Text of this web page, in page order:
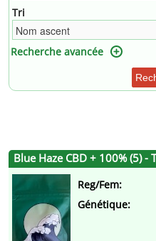
Tri
Recherche avancée
Blue Haze CBD + 100% (5) -
Reg/Fem:
Génétique: